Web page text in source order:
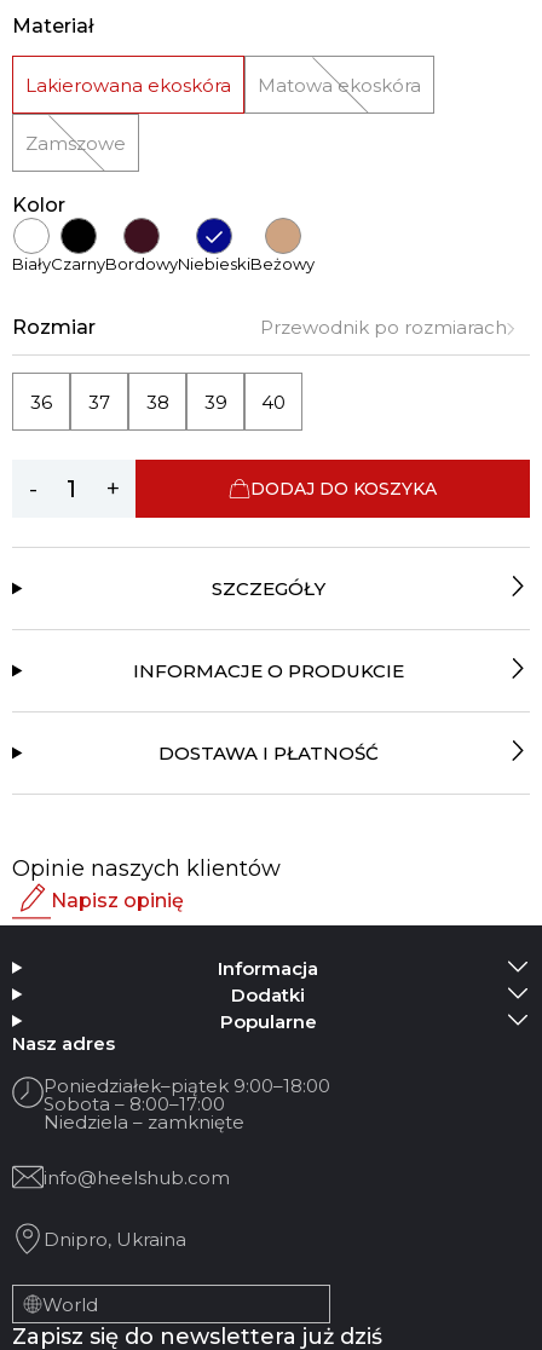
Materiał
Lakierowana ekoskóra Matowa ekoskóra
Zamszowe
Kolor
BiałyCzarnyBordowyNiebieskiBeżowy
Rozmiar Przewodnik po rozmiarach
36 37 38 39 40
- + DODAJ DO KOSZYKA
SZCZEGÓŁY
INFORMACJE O PRODUKCIE
DOSTAWA I PŁATNOŚĆ
Opinie naszych klientów
Napisz opinię
Dodaj multimedia
Twoje imię
Twój e-mail
Tytuł recenzji
Twoja opinia:
Informacja
Dodatki
Popularne
Nasz adres
Poniedziałek–piątek 9:00–18:00
Sobota – 8:00–17:00
Niedziela – zamknięte
info@heelshub.com
Dnipro, Ukraina
World
Zapisz się do newslettera już dziś